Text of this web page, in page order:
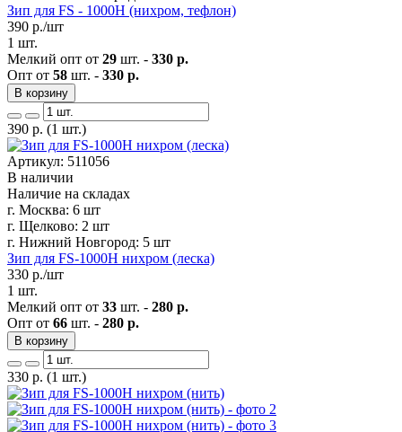
Зип для FS - 1000H (нихром, тефлон)
390 р./шт
1 шт.
Мелкий опт от 29 шт. - 330 р.
Опт от 58 шт. - 330 р.
В корзину
390 р. (1 шт.)
Артикул: 511056
В наличии
Наличие на складах
г. Москва: 6 шт
г. Щелково: 2 шт
г. Нижний Новгород: 5 шт
Зип для FS-1000Н нихром (леска)
330 р./шт
1 шт.
Мелкий опт от 33 шт. - 280 р.
Опт от 66 шт. - 280 р.
В корзину
330 р. (1 шт.)